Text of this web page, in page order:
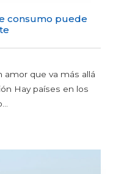
consumo puede
amor que va más allá
Hay países en los